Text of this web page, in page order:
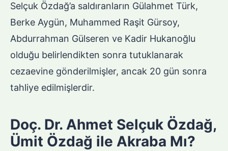
Selçuk Özdağ’a saldıranların Gülahmet Türk,
Berke Aygün, Muhammed Raşit Gürsoy,
Abdurrahman Gülseren ve Kadir Hukanoğlu
olduğu belirlendikten sonra tutuklanarak
cezaevine gönderilmişler, ancak 20 gün sonra
tahliye edilmişlerdir.
Doç. Dr. Ahmet Selçuk Özdağ,
Ümit Özdağ ile Akraba Mı?